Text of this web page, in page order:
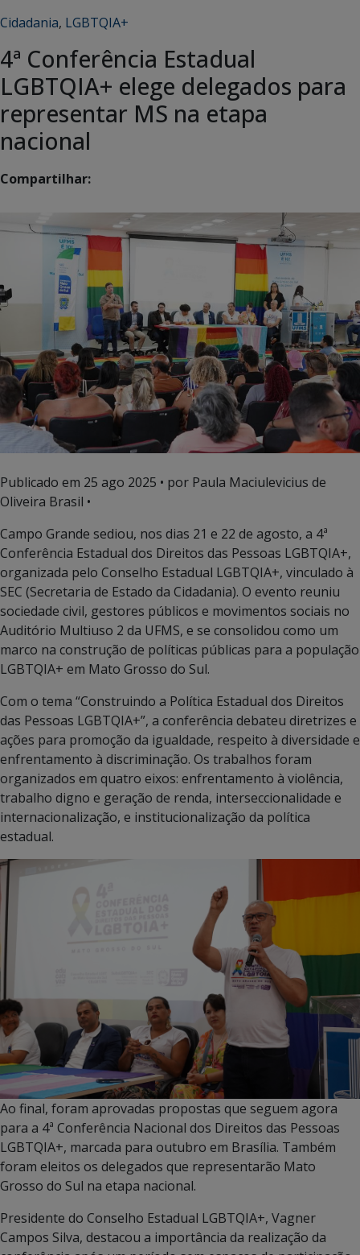
Cidadania, LGBTQIA+
4ª Conferência Estadual
LGBTQIA+ elege delegados para
representar MS na etapa
nacional
Compartilhar:
Publicado em 25 ago 2025 • por Paula Maciulevicius de
Oliveira Brasil •
Campo Grande sediou, nos dias 21 e 22 de agosto, a 4ª
Conferência Estadual dos Direitos das Pessoas LGBTQIA+,
organizada pelo Conselho Estadual LGBTQIA+, vinculado à
SEC (Secretaria de Estado da Cidadania). O evento reuniu
sociedade civil, gestores públicos e movimentos sociais no
Auditório Multiuso 2 da UFMS, e se consolidou como um
marco na construção de políticas públicas para a população
LGBTQIA+ em Mato Grosso do Sul.
Com o tema “Construindo a Política Estadual dos Direitos
das Pessoas LGBTQIA+”, a conferência debateu diretrizes e
ações para promoção da igualdade, respeito à diversidade e
enfrentamento à discriminação. Os trabalhos foram
organizados em quatro eixos: enfrentamento à violência,
trabalho digno e geração de renda, interseccionalidade e
internacionalização, e institucionalização da política
estadual.
Ao final, foram aprovadas propostas que seguem agora
para a 4ª Conferência Nacional dos Direitos das Pessoas
LGBTQIA+, marcada para outubro em Brasília. Também
foram eleitos os delegados que representarão Mato
Grosso do Sul na etapa nacional.
Presidente do Conselho Estadual LGBTQIA+, Vagner
Campos Silva, destacou a importância da realização da